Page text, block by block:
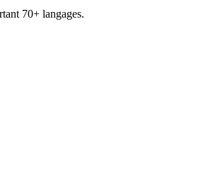
70+ langages.